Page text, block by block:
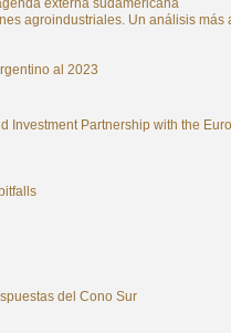
externa sudamericana
agroindustriales. Un análisis más
al 2023
Investment Partnership with the
del Cono Sur